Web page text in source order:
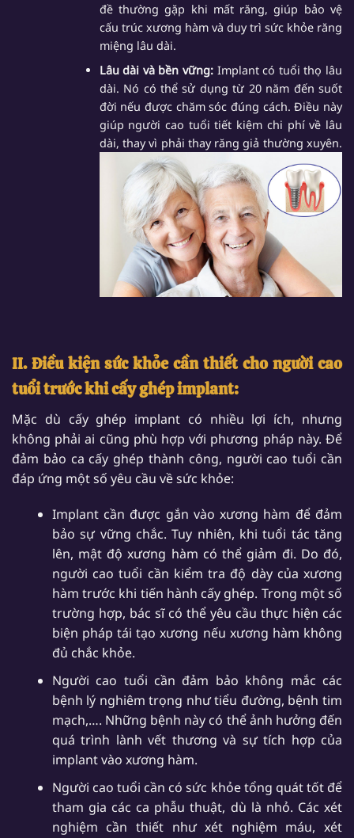
đề thường gặp khi mất răng, giúp bảo vệ
cấu trúc xương hàm và duy trì sức khỏe răng
miệng lâu dài.
Lâu dài và bền vững: Implant có tuổi thọ lâu
dài. Nó có thể sử dụng từ 20 năm đến suốt
đời nếu được chăm sóc đúng cách. Điều này
giúp người cao tuổi tiết kiệm chi phí về lâu
dài, thay vì phải thay răng giả thường xuyên.
II. Điều kiện sức khỏe cần thiết cho người cao
tuổi trước khi cấy ghép implant:
Mặc dù cấy ghép implant có nhiều lợi ích, nhưng
không phải ai cũng phù hợp với phương pháp này. Để
đảm bảo ca cấy ghép thành công, người cao tuổi cần
đáp ứng một số yêu cầu về sức khỏe:
Implant cần được gắn vào xương hàm để đảm
bảo sự vững chắc. Tuy nhiên, khi tuổi tác tăng
lên, mật độ xương hàm có thể giảm đi. Do đó,
người cao tuổi cần kiểm tra độ dày của xương
hàm trước khi tiến hành cấy ghép. Trong một số
trường hợp, bác sĩ có thể yêu cầu thực hiện các
biện pháp tái tạo xương nếu xương hàm không
đủ chắc khỏe.
Người cao tuổi cần đảm bảo không mắc các
bệnh lý nghiêm trọng như tiểu đường, bệnh tim
mạch,…. Những bệnh này có thể ảnh hưởng đến
quá trình lành vết thương và sự tích hợp của
implant vào xương hàm.
Người cao tuổi cần có sức khỏe tổng quát tốt để
tham gia các ca phẫu thuật, dù là nhỏ. Các xét
nghiệm cần thiết như xét nghiệm máu, xét